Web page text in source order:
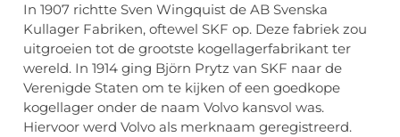
In 1907 richtte Sven Wingquist de AB Svenska
Kullager Fabriken, oftewel SKF op. Deze fabriek zou
uitgroeien tot de grootste kogellagerfabrikant ter
wereld. In 1914 ging Björn Prytz van SKF naar de
Verenigde Staten om te kijken of een goedkope
kogellager onder de naam Volvo kansvol was.
Hiervoor werd Volvo als merknaam geregistreerd.